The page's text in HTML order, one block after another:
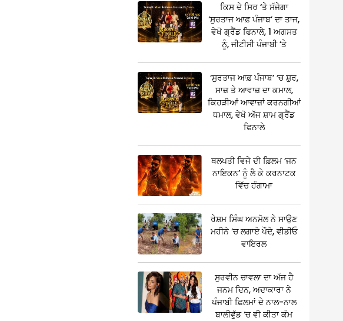
ਕਿਸ ਦੇ ਸਿਰ ‘ਤੇ ਸੱਜੇਗਾ
‘ਸੁਰਤਾਜ ਆਫ਼ ਪੰਜਾਬ’ ਦਾ ਤਾਜ,
ਵੇਖੋ ਗ੍ਰੈਂਡ ਫਿਨਾਲੇ, 1 ਅਗਸਤ
ਨੂੰ, ਜੀਟੀਸੀ ਪੰਜਾਬੀ ‘ਤੇ
‘ਸੁਰਤਾਜ ਆਫ਼ ਪੰਜਾਬ’ ‘ਚ ਸ਼ੁਰ,
ਸਾਜ਼ ਤੇ ਆਵਾਜ਼ ਦਾ ਕਮਾਲ,
ਕਿਹੜੀਆਂ ਆਵਾਜ਼ਾਂ ਕਰਨਗੀਆਂ
ਧਮਾਲ, ਵੇਖੋ ਅੱਜ ਸ਼ਾਮ ਗ੍ਰੈਂਡ
ਫਿਨਾਲੇ
ਥਲਪਤੀ ਵਿਜੇ ਦੀ ਫ਼ਿਲਮ ‘ਜਨ
ਨਾਇਕਨ’ ਨੂੰ ਲੈ ਕੇ ਕਰਨਾਟਕ
ਵਿੱਚ ਹੰਗਾਮਾ
ਰੇਸ਼ਮ ਸਿੰਘ ਅਨਮੋਲ ਨੇ ਸਾਉਣ
ਮਹੀਨੇ ‘ਚ ਲਗਾਏ ਪੌਦੇ, ਵੀਡੀਓ
ਵਾਇਰਲ
ਸੁਰਵੀਨ ਚਾਵਲਾ ਦਾ ਅੱਜ ਹੈ
ਜਨਮ ਦਿਨ, ਅਦਾਕਾਰਾ ਨੇ
ਪੰਜਾਬੀ ਫ਼ਿਲਮਾਂ ਦੇ ਨਾਲ-ਨਾਲ
ਬਾਲੀਵੁੱਡ ‘ਚ ਵੀ ਕੀਤਾ ਕੰਮ